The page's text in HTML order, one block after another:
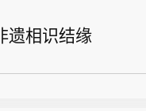
遗相识结缘